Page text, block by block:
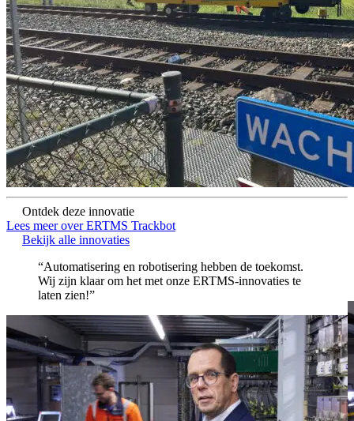
Ontdek deze innovatie
Lees meer over ERTMS Trackbot
Bekijk alle innovaties
“Automatisering en robotisering hebben de toekomst.
Wij zijn klaar om het met onze ERTMS-innovaties te
laten zien!”